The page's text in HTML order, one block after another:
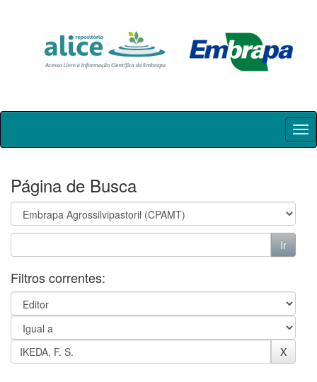
Skip
Página de Busca
Filtros correntes: